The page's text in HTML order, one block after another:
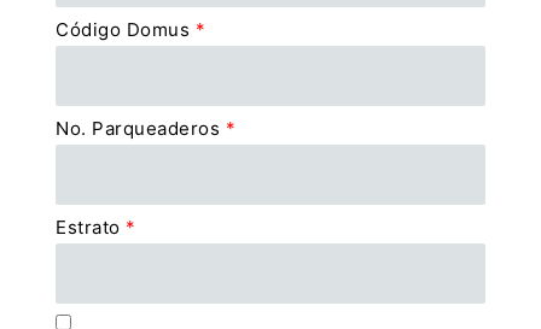
Código Domus *
No. Parqueaderos *
Estrato *